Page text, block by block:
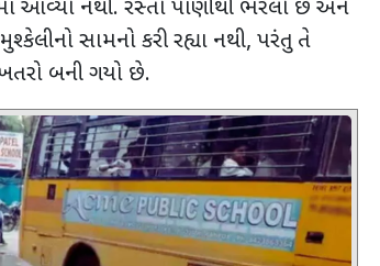
આવ્યો નથી. રસ્તો પાણીથી ભરેલો છે અને
સામનો કરી રહ્યા નથી, પરંતુ તે
બની ગયો છે.